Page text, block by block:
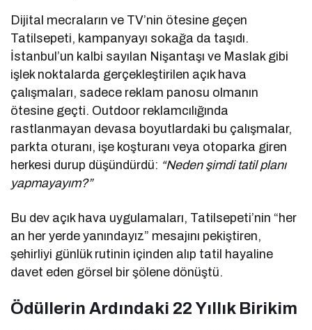
Dijital mecraların ve TV’nin ötesine geçen
Tatilsepeti, kampanyayı sokağa da taşıdı.
İstanbul’un kalbi sayılan Nişantaşı ve Maslak gibi
işlek noktalarda gerçekleştirilen açık hava
çalışmaları, sadece reklam panosu olmanın
ötesine geçti. Outdoor reklamcılığında
rastlanmayan devasa boyutlardaki bu çalışmalar,
parkta oturanı, işe koşturanı veya otoparka giren
herkesi durup düşündürdü: “Neden şimdi tatil planı
yapmayayım?”
Bu dev açık hava uygulamaları, Tatilsepeti’nin “her
an her yerde yanındayız” mesajını pekiştiren,
şehirliyi günlük rutinin içinden alıp tatil hayaline
davet eden görsel bir şölene dönüştü.
Ödüllerin Ardındaki 22 Yıllık Birikim